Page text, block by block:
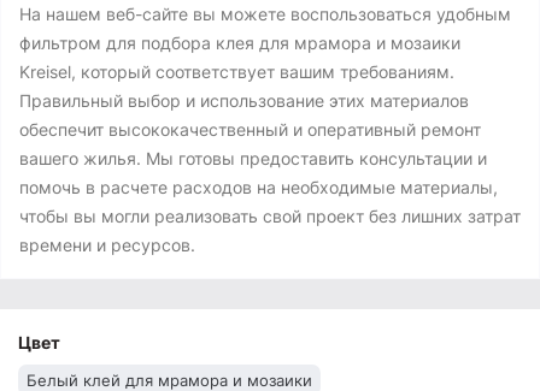
На нашем веб-сайте вы можете воспользоваться удобным
фильтром для подбора клея для мрамора и мозаики
Kreisel, который соответствует вашим требованиям.
Правильный выбор и использование этих материалов
обеспечит высококачественный и оперативный ремонт
вашего жилья. Мы готовы предоставить консультации и
помочь в расчете расходов на необходимые материалы,
чтобы вы могли реализовать свой проект без лишних затрат
времени и ресурсов.
Цвет
Белый клей для мрамора и мозаики